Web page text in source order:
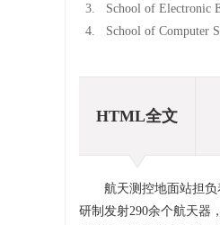
3.
School of Electronic
4.
School of Computer
HTML全文
航天测控地面站担
研制发射290余个航天器